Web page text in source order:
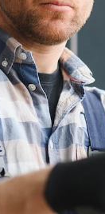
i køkken